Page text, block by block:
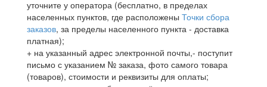
уточните у оператора (бесплатно, в пределах
населенных пунктов, где расположены Точки сбора
заказов, за пределы населенного пункта - доставка
платная);
+ на указанный адрес электронной почты,- поступит
письмо с указанием № заказа, фото самого товара
(товаров), стоимости и реквизиты для оплаты;